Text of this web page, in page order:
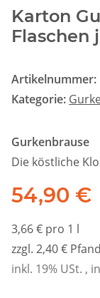
Karton
Flaschen
Artikelnummer:
Kategorie:
Gurkenbrause
Die köstliche
54,90 €
3,66 € pro 1 l
zzgl. 2,40 € Pfand
inkl. 19% USt. ,